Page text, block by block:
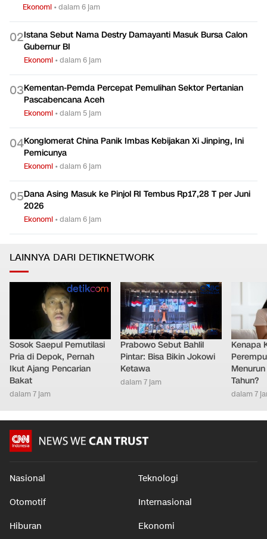
Ekonomi •dalam 6 jam
02Istana Sebut Nama Destry Damayanti Masuk Bursa Calon
Gubernur BI
Ekonomi •dalam 6 jam
03Kementan-Pemda Percepat Pemulihan Sektor Pertanian
Pascabencana Aceh
Ekonomi •dalam 5 jam
04Konglomerat China Panik Imbas Kebijakan Xi Jinping, Ini
Pemicunya
Ekonomi •dalam 6 jam
05Dana Asing Masuk ke Pinjol RI Tembus Rp17,28 T per Juni
2026
Ekonomi •dalam 6 jam
LAINNYA DARI DETIKNETWORK
Sosok Saepul Pemutilasi
Pria di Depok, Pernah
Ikut Ajang Pencarian
Bakat
dalam 7 jam
Prabowo Sebut Bahlil
Pintar: Bisa Bikin Jokowi
Ketawa
dalam 7 jam
Kenapa
Tahun?
dalam 7
Nasional Teknologi
Otomotif Internasional
Hiburan Ekonomi